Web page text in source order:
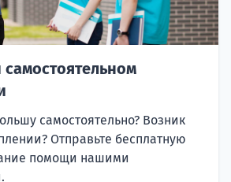
самостоятельно? Возник
Отправьте бесплатную
помощи нашими